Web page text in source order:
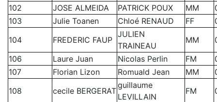
102
JOSE ALMEIDA PATRICK POUX MM
103
Julie Toanen Chloé RENAUD FF
104
FREDERIC FAUP
JULIEN
TRAINEAU
MM
106
Laure Juan Nicolas Perlin FM
107
Florian Lizon Romuald Jean MM
108
cecile BERGERAT
guillaume
LEVILLAIN
FM